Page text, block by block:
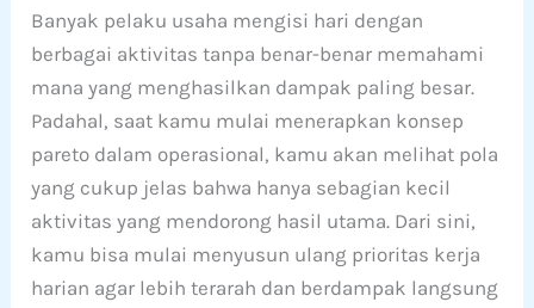
Banyak pelaku usaha mengisi hari dengan
berbagai aktivitas tanpa benar-benar memahami
mana yang menghasilkan dampak paling besar.
Padahal, saat kamu mulai menerapkan konsep
pareto dalam operasional, kamu akan melihat pola
yang cukup jelas bahwa hanya sebagian kecil
aktivitas yang mendorong hasil utama. Dari sini,
kamu bisa mulai menyusun ulang prioritas kerja
harian agar lebih terarah dan berdampak langsung